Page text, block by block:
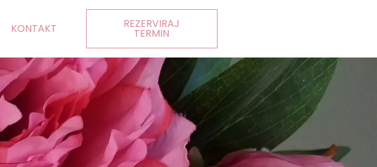
KONTAKT REZERVIRAJ
TERMIN